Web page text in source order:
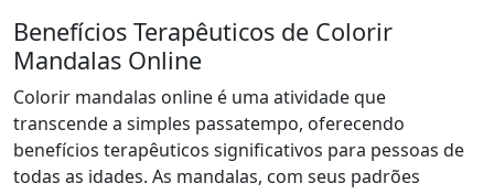
Benefícios Terapêuticos de Colorir
Mandalas Online
Colorir mandalas online é uma atividade que
transcende a simples passatempo, oferecendo
benefícios terapêuticos significativos para pessoas de
todas as idades. As mandalas, com seus padrões